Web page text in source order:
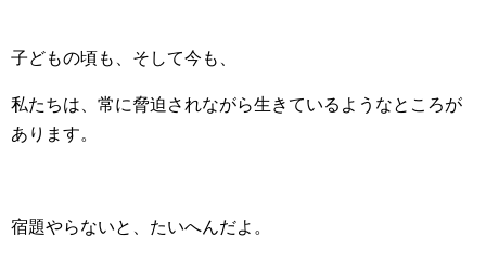
子どもの頃も、そして今も、
私たちは、常に脅迫されながら生きているようなところが
あります。
宿題やらないと、たいへんだよ。